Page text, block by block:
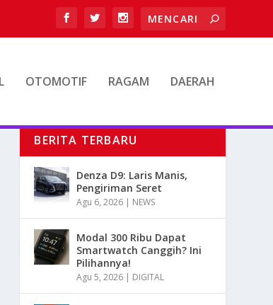
OTOMOTIF RAGAM DAERAH
BERITA TERBARU
Denza D9: Laris Manis,
Pengiriman Seret
Agu 6, 2026 | NEWS
Modal 300 Ribu Dapat
Smartwatch Canggih? Ini
Pilihannya!
Agu 5, 2026 | DIGITAL